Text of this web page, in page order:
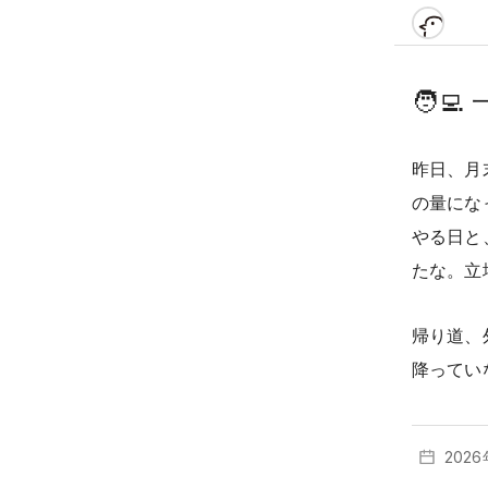
🧑‍💻
昨日、
の量にな
やる日と
たな。
帰り道
降ってい
2026